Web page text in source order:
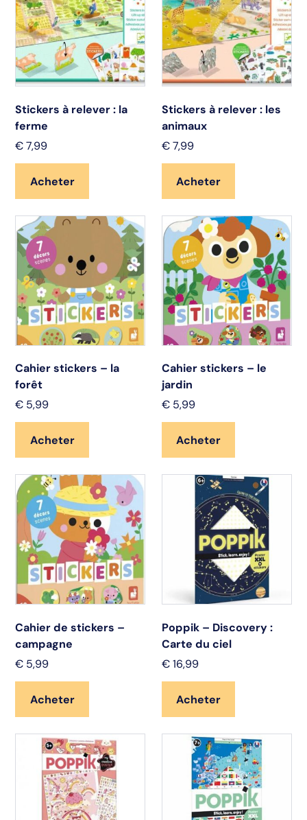
Stickers à relever : la
ferme
€ 7,99
Acheter
Stickers à relever : les
animaux
€ 7,99
Acheter
Cahier stickers – la
forêt
€ 5,99
Acheter
Cahier stickers – le
jardin
€ 5,99
Acheter
Cahier de stickers –
campagne
€ 5,99
Acheter
Poppik – Discovery :
Carte du ciel
€ 16,99
Acheter